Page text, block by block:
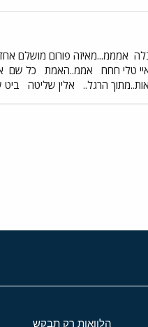
אמממ...מאיזה פורום מושלם
טלי חחח אממ..האמת כל שם
הרגל..
אלין שליטה ביט
הלוואות רק תבקש